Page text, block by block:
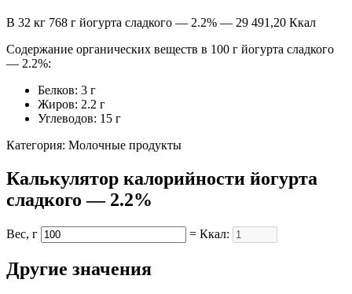
В 32 кг 768 г йогурта сладкого — 2.2% — 29 491,20 Ккал
Содержание органических веществ в 100 г йогурта сладкого
— 2.2%:
Белков: 3 г
Жиров: 2.2 г
Углеводов: 15 г
Категория: Молочные продукты
Калькулятор калорийности йогурта
сладкого — 2.2%
Вес, г = Ккал:
Другие значения